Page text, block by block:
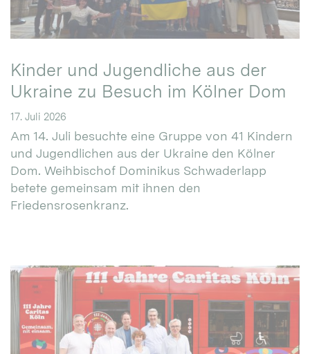
Kinder und Jugendliche aus der
Ukraine zu Besuch im Kölner Dom
17. Juli 2026
Am 14. Juli besuchte eine Gruppe von 41 Kindern
und Jugendlichen aus der Ukraine den Kölner
Dom. Weihbischof Dominikus Schwaderlapp
betete gemeinsam mit ihnen den
Friedensrosenkranz.